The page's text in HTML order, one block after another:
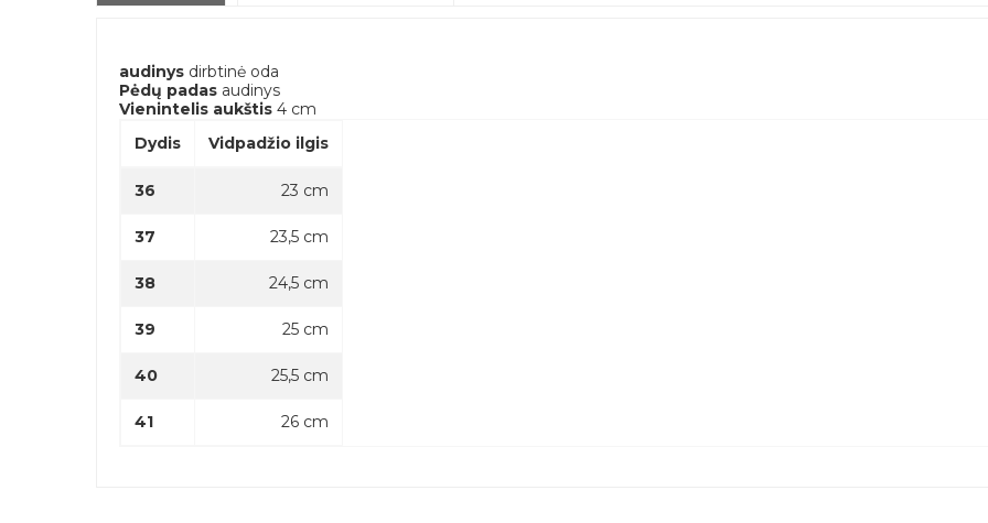
audinys dirbtinė oda
Pėdų padas audinys
Vienintelis aukštis 4 cm
Dydis
Vidpadžio ilgis
36 23 cm
37 23,5 cm
38 24,5 cm
39 25 cm
40 25,5 cm
41 26 cm